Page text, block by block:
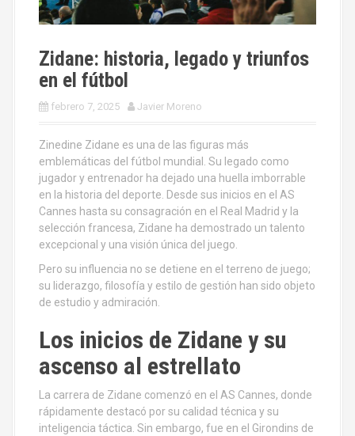
Zidane: historia, legado y triunfos
en el fútbol
febrero 7, 2025 Javier Moreno
Zinedine Zidane es una de las figuras más
emblemáticas del fútbol mundial. Su legado como
jugador y entrenador ha dejado una huella imborrable
en la historia del deporte. Desde sus inicios en el AS
Cannes hasta su consagración en el Real Madrid y la
selección francesa, Zidane ha demostrado un talento
excepcional y una visión única del juego.
Pero su influencia no se detiene en el terreno de juego;
su liderazgo, filosofía y estilo de gestión han sido objeto
de estudio y admiración.
Los inicios de Zidane y su
ascenso al estrellato
La carrera de Zidane comenzó en el AS Cannes, donde
rápidamente destacó por su calidad técnica y su
inteligencia táctica. Sin embargo, fue en el Girondins de